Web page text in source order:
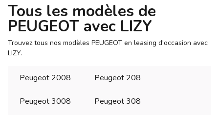
Tous les modèles de
PEUGEOT avec LIZY
Trouvez tous nos modèles PEUGEOT en leasing d'occasion avec
LIZY.
Peugeot 2008 Peugeot 208
Peugeot 3008 Peugeot 308